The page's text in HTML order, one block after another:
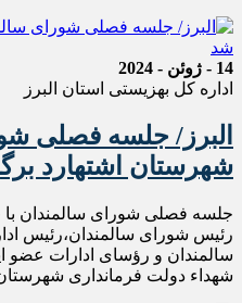
14 - ژوئن - 2024
اداره کل بهزیستی استان البرز
البرز/ جلسه فصلی
شهرستان اشتهارد
جلسه فصلی شورای سالمندان با
رئیس شورای سالمندان،رئیس
سالمندان و رؤسای ادارات عضو
شهداء دولت فرمانداری